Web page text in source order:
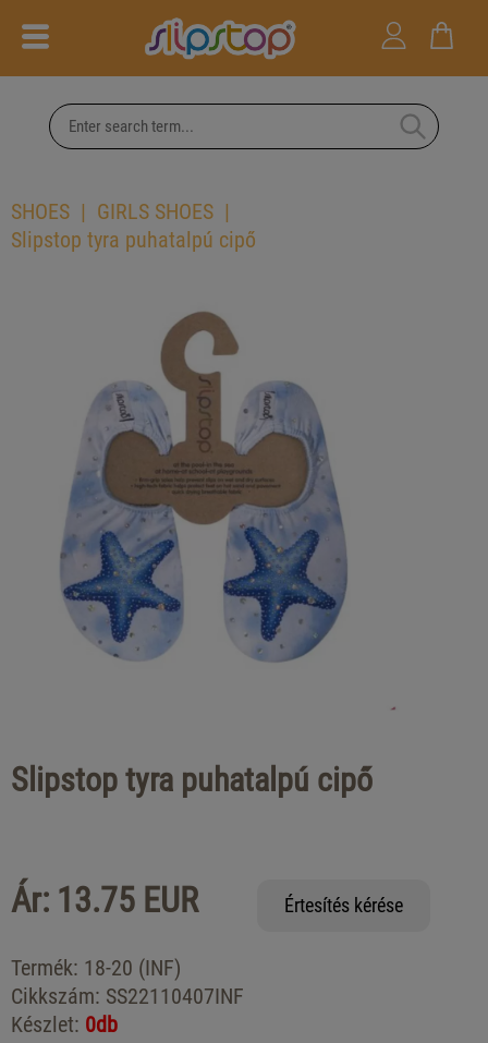
SHOES
GIRLS SHOES
Slipstop tyra puhatalpú cipő
Slipstop tyra puhatalpú cipő
Ár: 13.75 EUR Értesítés kérése
Termék: 18-20 (INF)
Cikkszám: SS22110407INF
Készlet: 0db